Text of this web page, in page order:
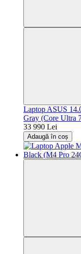
Laptop ASUS
Gray (Core Ultra
33 990 Lei
Adaugă în coș